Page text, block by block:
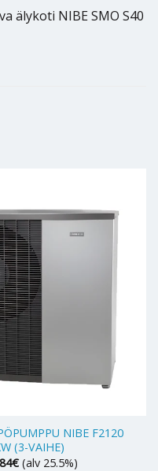
älykoti NIBE SMO S40
NIBE F2120
(3-VAIHE)
€ (alv 25.5%)